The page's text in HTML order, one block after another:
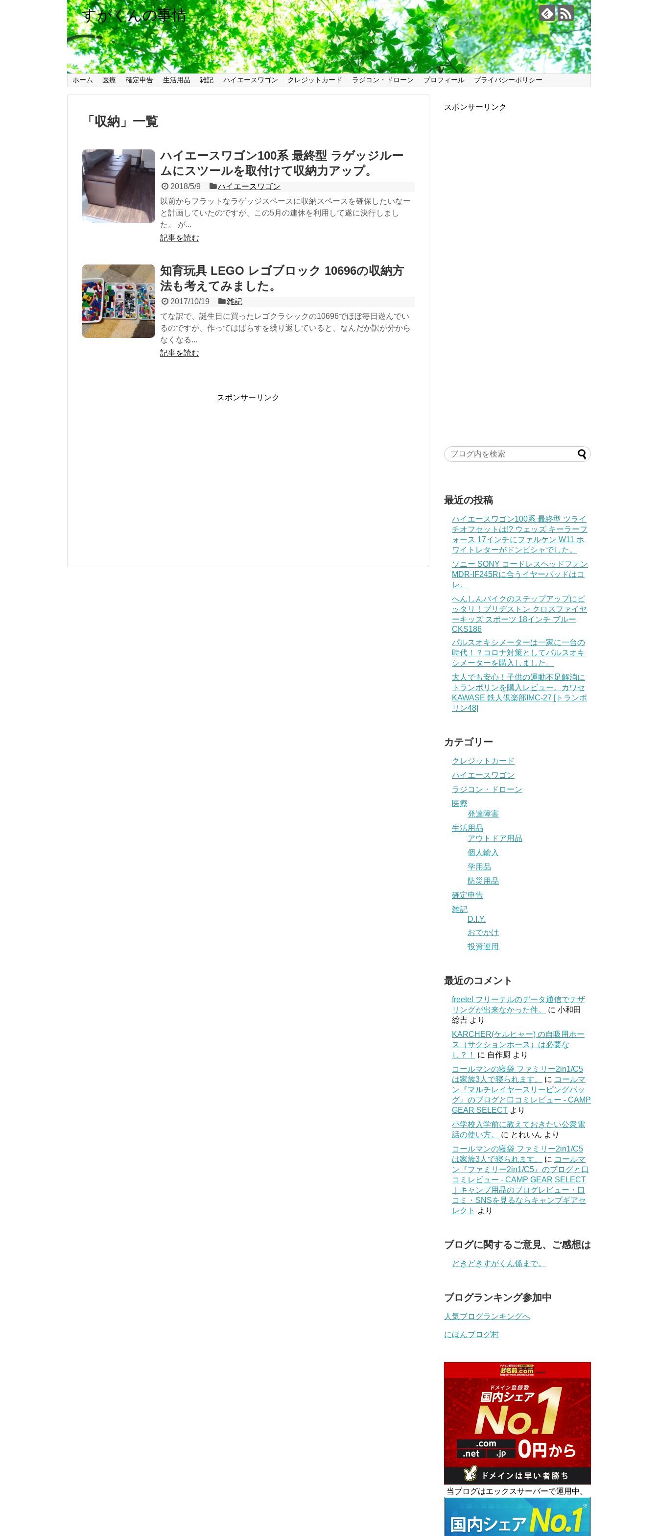
すがくんの事情
ホーム 医療 確定申告 生活用品 雑記 ハイエースワゴン クレジットカード ラジコン・ドローン プロフィール プライバシーポリシー
「 収納 」 一覧
ハイエースワゴン100系 最終型 ラゲッジルー
ムにスツールを取付けて収納力アップ。
2018/5/9
ハイエースワゴン
以前からフラットなラゲッジスペースに収納スペースを確保したいなー
と計画していたのですが、この5月の連休を利用して遂に決行しまし
た。 が...
記事を読む
知育玩具 LEGO レゴブロック 10696の収納方
法も考えてみました。
2017/10/19
雑記
てな訳で、誕生日に買ったレゴクラシックの10696でほぼ毎日遊んでい
るのですが、作ってはばらすを繰り返していると、なんだか訳が分から
なくなる...
記事を読む
スポンサーリンク
スポンサーリンク
最近の投稿
ハイエースワゴン100系 最終型 ツライ
チオフセットは!? ウェッズ キーラーフ
ォース 17インチにファルケン W11 ホ
ワイトレターがドンピシャでした。
ソニー SONY コードレスヘッドフォン
MDR-IF245Rに合うイヤーパッドはコ
レ。
へんしんバイクのステップアップにピ
ッタリ！ブリヂストン クロスファイヤ
ーキッズ スポーツ 18インチ ブルー
CKS186
パルスオキシメーターは一家に一台の
時代！？コロナ対策としてパルスオキ
シメーターを購入しました。
大人でも安心！子供の運動不足解消に
トランポリンを購入レビュー。カワセ
KAWASE 鉄人倶楽部IMC-27 [トランポ
リン48]
カテゴリー
クレジットカード
ハイエースワゴン
ラジコン・ドローン
医療
発達障害
生活用品
アウトドア用品
個人輸入
学用品
防災用品
確定申告
雑記
D.I.Y.
おでかけ
投資運用
最近のコメント
freetel フリーテルのデータ通信でテザ
リングが出来なかった件。
に 小和田
総吉 より
KARCHER(ケルヒャー) の自吸用ホー
ス（サクションホース）は必要な
し？！
に 自作厨 より
コールマンの寝袋 ファミリー2in1/C5
は家族3人で寝られます。
に コールマ
ン『マルチレイヤースリーピングバッ
グ』のブログと口コミレビュー - CAMP
GEAR SELECT より
小学校入学前に教えておきたい公衆電
話の使い方。
に とれいん より
コールマンの寝袋 ファミリー2in1/C5
は家族3人で寝られます。
に コールマ
ン『ファミリー2in1/C5』のブログと口
コミレビュー - CAMP GEAR SELECT
｜キャンプ用品のブログレビュー・口
コミ・SNSを見るならキャンプギアセ
レクト より
ブログに関するご意見、ご感想は
どきどきすがくん係まで。
ブログランキング参加中
人気ブログランキングへ
にほんブログ村
当ブログはエックスサーバーで運用中。